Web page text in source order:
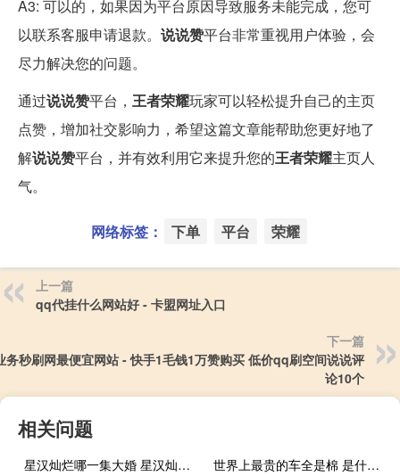
A3: 可以的，如果因为平台原因导致服务未能完成，您可
以联系客服申请退款。 说说赞平台非常重视用户体验，会
尽力解决您的问题。
通过说说赞平台， 王者荣耀玩家可以轻松提升自己的主页
点赞，增加社交影响力，希望这篇文章能帮助您更好地了
解说说赞平台，并有效利用它来提升您的王者荣耀主页人
气。
网络标签： 下单 平台 荣耀
上一篇
qq代挂什么网站好 - 卡盟网址入口
下一篇
务秒刷网最便宜网站 - 快手1毛钱1万赞购买 低价qq刷空间说说评
论10个
相关问题
星汉灿烂哪一集大婚 星汉灿烂超56集完整版
世界上最贵的车全是棉 是什么车 世界上最贵的豪华车